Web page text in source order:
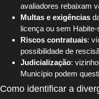
avaliadores rebaixam
Multas e exigências
licença ou sem Habite-
Riscos contratuais:
possibilidade de
Judicialização:
Município podem
Como identificar a